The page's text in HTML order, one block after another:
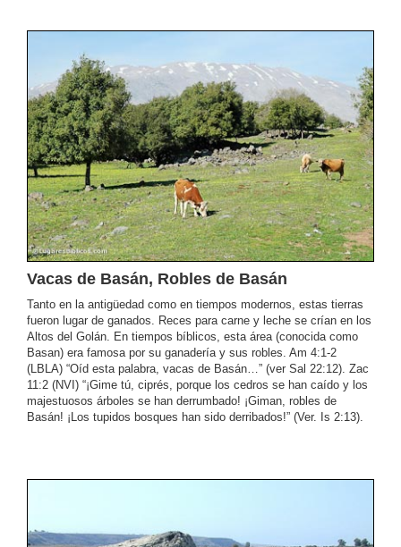
Vacas de Basán, Robles de Basán
Tanto en la antigüedad como en tiempos modernos, estas tierras
fueron lugar de ganados. Reces para carne y leche se crían en los
Altos del Golán. En tiempos bíblicos, esta área (conocida como
Basan) era famosa por su ganadería y sus robles. Am 4:1-2
(LBLA) “Oíd esta palabra, vacas de Basán…” (ver Sal 22:12). Zac
11:2 (NVI) “¡Gime tú, ciprés, porque los cedros se han caído y los
majestuosos árboles se han derrumbado! ¡Giman, robles de
Basán! ¡Los tupidos bosques han sido derribados!” (Ver. Is 2:13).